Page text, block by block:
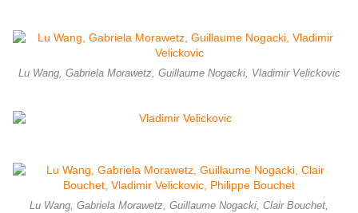
Lu Wang, Gabriela Morawetz, Guillaume Nogacki, Vladimir Velickovic
Lu Wang, Gabriela Morawetz, Guillaume Nogacki, Clair Bouchet,